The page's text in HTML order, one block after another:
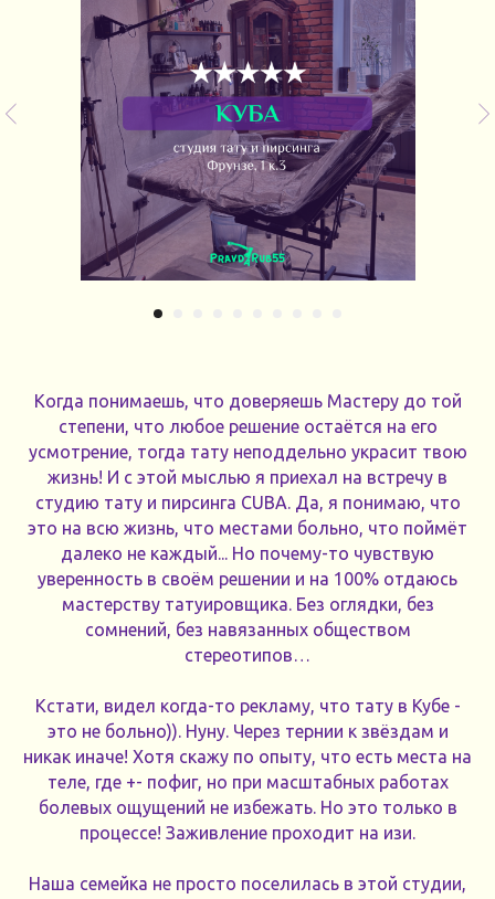
Когда понимаешь, что доверяешь Мастеру до той
степени, что любое решение остаётся на его
усмотрение, тогда тату неподдельно украсит твою
жизнь! И с этой мыслью я приехал на встречу в
студию тату и пирсинга CUBA. Да, я понимаю, что
это на всю жизнь, что местами больно, что поймёт
далеко не каждый... Но почему-то чувствую
уверенность в своём решении и на 100% отдаюсь
мастерству татуировщика. Без оглядки, без
сомнений, без навязанных обществом
стереотипов…
Кстати, видел когда-то рекламу, что тату в Кубе -
это не больно)). Нуну. Через тернии к звёздам и
никак иначе! Хотя скажу по опыту, что есть места на
теле, где +- пофиг, но при масштабных работах
болевых ощущений не избежать. Но это только в
процессе! Заживление проходит на изи.
Наша семейка не просто поселилась в этой студии,